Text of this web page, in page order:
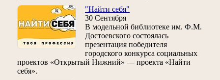
"Найти себя"
30 Сентября
В модельной библиотеке им. Ф.М.
Достоевского состоялась
презентация победителя
городского конкурса социальных
проектов «Открытый Нижний» — проекта «Найти
себя».